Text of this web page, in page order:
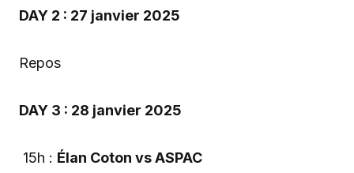
DAY 2 : 27 janvier 2025
Repos
DAY 3 : 28 janvier 2025
15h : Élan Coton vs ASPAC